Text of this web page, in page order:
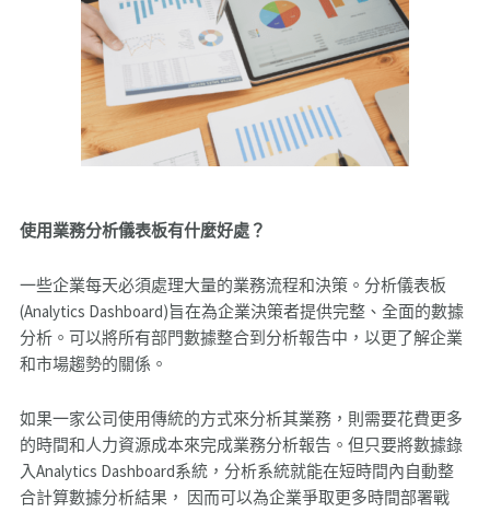
使用業務分析儀表板有什麼好處？
一些企業每天必須處理大量的業務流程和決策。分析儀表板
(Analytics Dashboard)旨在為企業決策者提供完整、全面的數據
分析。可以將所有部門數據整合到分析報告中，以更了解企業
和市場趨勢的關係。
如果一家公司使用傳統的方式來分析其業務，則需要花費更多
的時間和人力資源成本來完成業務分析報告。但只要將數據錄
入Analytics Dashboard系統，分析系統就能在短時間內自動整
合計算數據分析結果， 因而可以為企業爭取更多時間部署戰